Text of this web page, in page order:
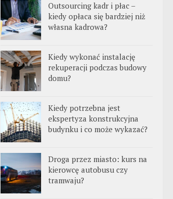
Outsourcing kadr i płac –
kiedy opłaca się bardziej niż
własna kadrowa?
Kiedy wykonać instalację
rekuperacji podczas budowy
domu?
Kiedy potrzebna jest
ekspertyza konstrukcyjna
budynku i co może wykazać?
Droga przez miasto: kurs na
kierowcę autobusu czy
tramwaju?